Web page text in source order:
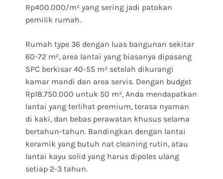
Rp400.000/m² yang sering jadi patokan
pemilik rumah.
Rumah type 36 dengan luas bangunan sekitar
60-72 m², area lantai yang biasanya dipasang
SPC berkisar 40-55 m² setelah dikurangi
kamar mandi dan area servis. Dengan budget
Rp18.750.000 untuk 50 m², Anda mendapatkan
lantai yang terlihat premium, terasa nyaman
di kaki, dan bebas perawatan khusus selama
bertahun-tahun. Bandingkan dengan lantai
keramik yang butuh nat cleaning rutin, atau
lantai kayu solid yang harus dipoles ulang
setiap 2-3 tahun.